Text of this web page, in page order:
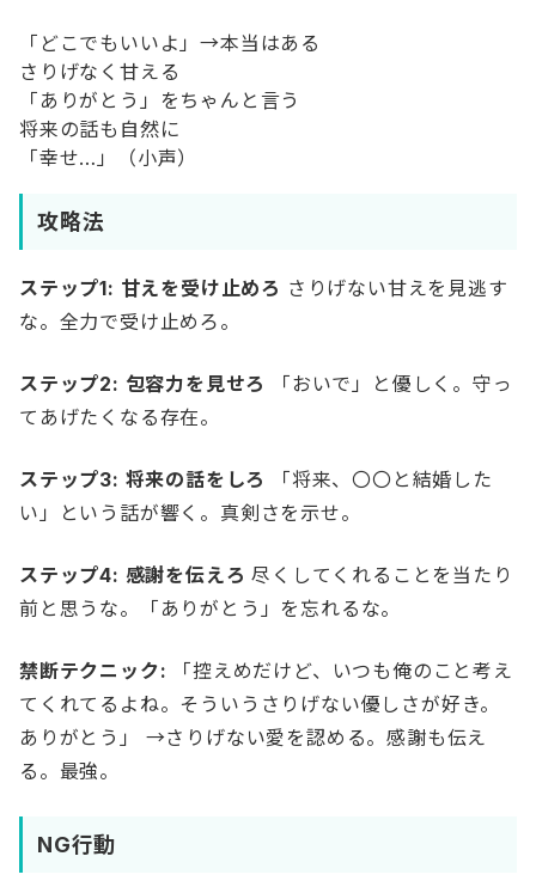
「どこでもいいよ」→本当はある
さりげなく甘える
「ありがとう」をちゃんと言う
将来の話も自然に
「幸せ…」（小声）
攻略法
ステップ1: 甘えを受け止めろ さりげない甘えを見逃す
な。全力で受け止めろ。
ステップ2: 包容力を見せろ
「おいで」と優しく。守っ
てあげたくなる存在。
ステップ3: 将来の話をしろ
「将来、〇〇と結婚した
い」という話が響く。真剣さを示せ。
ステップ4: 感謝を伝えろ 尽くしてくれることを当たり
前と思うな。「ありがとう」を忘れるな。
禁断テクニック: 「控えめだけど、いつも俺のこと考え
てくれてるよね。そういうさりげない優しさが好き。
ありがとう」 →さりげない愛を認める。感謝も伝え
る。最強。
NG行動